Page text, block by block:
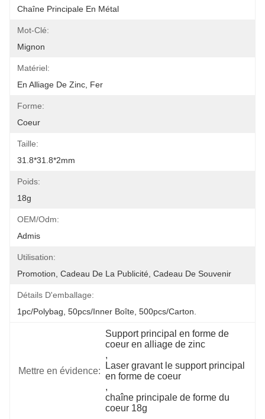
Chaîne Principale En Métal
Mot-Clé:
Mignon
Matériel:
En Alliage De Zinc, Fer
Forme:
Coeur
Taille:
31.8*31.8*2mm
Poids:
18g
OEM/odm:
Admis
Utilisation:
Promotion, Cadeau De La Publicité, Cadeau De Souvenir
Détails D'emballage:
1pc/polybag, 50pcs/inner Boîte, 500pcs/carton.
Mettre en évidence:
Support principal en forme de
coeur en alliage de zinc
,
Laser gravant le support principal
en forme de coeur
,
chaîne principale de forme du
coeur 18g